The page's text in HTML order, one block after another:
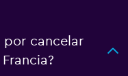
por cancelar